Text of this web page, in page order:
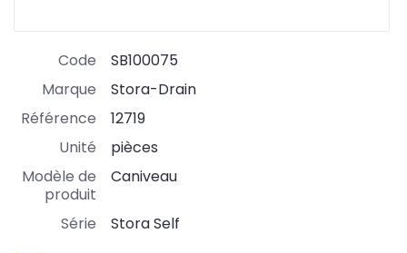
Code
SB100075
Marque
Stora-Drain
Référence
12719
Unité
pièces
Modèle de
produit
Caniveau
Série Stora Self